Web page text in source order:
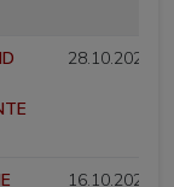
28.10.2025
16.10.2025